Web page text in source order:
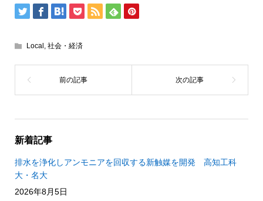
Local , 社会・経済
新着記事
排水を浄化しアンモニアを回収する新触媒を開発 高知工科
大・名大
2026年8月5日